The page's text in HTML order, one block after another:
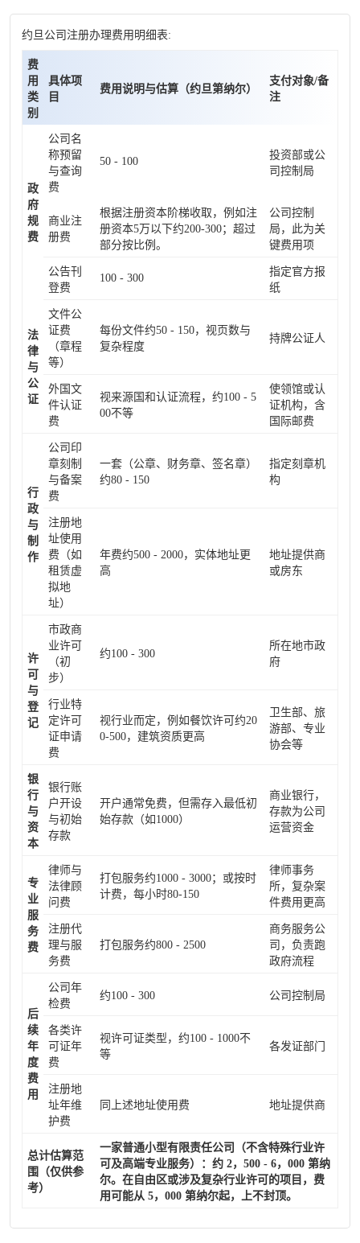
约旦公司注册办理费用明细表:
费
用
类
别
具体项
目
费用说明与估算（约旦第纳尔）
支付对象/备
注
政
府
规
费
公司名
称预留
与查询
费
50 - 100
投资部或公
司控制局
商业注
册费
根据注册资本阶梯收取，例如注
册资本5万以下约200-300；超过
部分按比例。
公司控制
局，此为关
键费用项
公告刊
登费
100 - 300
指定官方报
纸
法
律
与
公
证
文件公
证费
（章程
等）
每份文件约50 - 150，视页数与
复杂程度
持牌公证人
外国文
件认证
费
视来源国和认证流程，约100 - 5
00不等
使领馆或认
证机构，含
国际邮费
行
政
与
制
作
公司印
章刻制
与备案
费
一套（公章、财务章、签名章）
约80 - 150
指定刻章机
构
注册地
址使用
费（如
租赁虚
拟地
址）
年费约500 - 2000，实体地址更
高
地址提供商
或房东
许
可
与
登
记
市政商
业许可
（初
步）
约100 - 300
所在地市政
府
行业特
定许可
证申请
费
视行业而定，例如餐饮许可约20
0-500，建筑资质更高
卫生部、旅
游部、专业
协会等
银
行
与
资
本
银行账
户开设
与初始
存款
开户通常免费，但需存入最低初
始存款（如1000）
商业银行，
存款为公司
运营资金
专
业
服
务
费
律师与
法律顾
问费
打包服务约1000 - 3000；或按时
计费，每小时80-150
律师事务
所，复杂案
件费用更高
注册代
理与服
务费
打包服务约800 - 2500
商务服务公
司，负责跑
政府流程
后
续
年
度
费
用
公司年
检费
约100 - 300 公司控制局
各类许
可证年
费
视许可证类型，约100 - 1000不
等
各发证部门
注册地
址年维
护费
同上述地址使用费 地址提供商
总计估算范
围（仅供参
考）
一家普通小型有限责任公司（不含特殊行业许
可及高端专业服务）：约 2，500 - 6，000 第纳
尔。在自由区或涉及复杂行业许可的项目，费
用可能从 5，000 第纳尔起，上不封顶。